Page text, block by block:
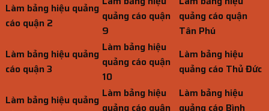
Làm bảng hiệu quảng
cáo quận 2
quảng cáo quận
9
quảng cáo quận
Tân Phú
Làm bảng hiệu quảng
cáo quận 3
Làm bảng hiệu
quảng cáo quận
10
Làm bảng hiệu
quảng cáo Thủ Đức
Làm bảng hiệu quảng Làm bảng hiệu
quảng cáo quận
Làm bảng hiệu
quảng cáo Bình